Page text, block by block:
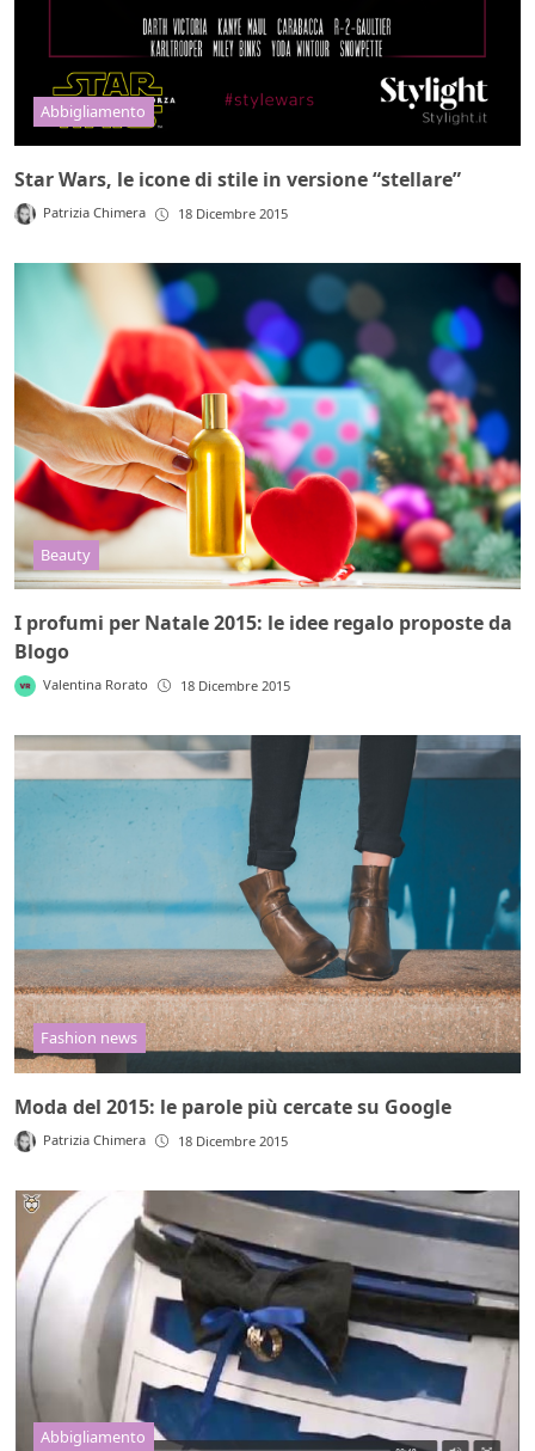
Abbigliamento
Star Wars, le icone di stile in versione “stellare”
Patrizia Chimera 18 Dicembre 2015
Beauty
I profumi per Natale 2015: le idee regalo proposte da
Blogo
Valentina Rorato 18 Dicembre 2015
Fashion news
Moda del 2015: le parole più cercate su Google
Patrizia Chimera 18 Dicembre 2015
Abbigliamento